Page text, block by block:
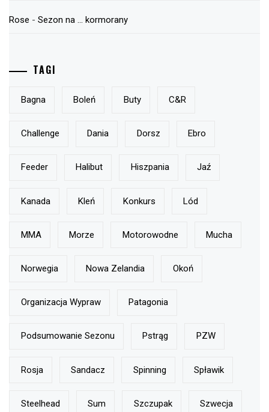
Rose - Sezon na … kormorany
TAGI
Bagna Boleń Buty C&r
Challenge Dania Dorsz Ebro
Feeder Halibut Hiszpania Jaź
Kanada Kleń Konkurs Lód
MMA Morze Motorowodne Mucha
Norwegia Nowa Zelandia Okoń
Organizacja Wypraw Patagonia
Podsumowanie Sezonu Pstrąg PZW
Rosja Sandacz Spinning Spławik
Steelhead Sum Szczupak Szwecja